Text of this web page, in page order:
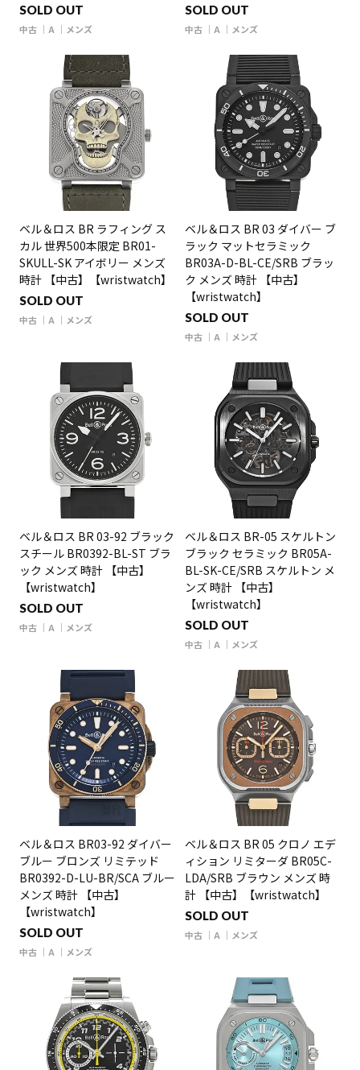
SOLD OUT
中古 A メンズ
SOLD OUT
中古 A メンズ
ベル＆ロス BR ラフィング ス
カル 世界500本限定 BR01-
SKULL-SK アイボリー メンズ
時計 【中古】【wristwatch】
SOLD OUT
中古 A メンズ
ベル＆ロス BR 03 ダイバー ブ
ラック マットセラミック
BR03A-D-BL-CE/SRB ブラッ
ク メンズ 時計 【中古】
【wristwatch】
SOLD OUT
中古 A メンズ
ベル＆ロス BR 03-92 ブラック
スチール BR0392-BL-ST ブラ
ック メンズ 時計 【中古】
【wristwatch】
SOLD OUT
中古 A メンズ
ベル＆ロス BR-05 スケルトン
ブラック セラミック BR05A-
BL-SK-CE/SRB スケルトン メ
ンズ 時計 【中古】
【wristwatch】
SOLD OUT
中古 A メンズ
ベル＆ロス BR03-92 ダイバー
ブルー ブロンズ リミテッド
BR0392-D-LU-BR/SCA ブルー
メンズ 時計 【中古】
【wristwatch】
SOLD OUT
中古 A メンズ
ベル＆ロス BR 05 クロノ エデ
ィション リミターダ BR05C-
LDA/SRB ブラウン メンズ 時
計 【中古】【wristwatch】
SOLD OUT
中古 A メンズ